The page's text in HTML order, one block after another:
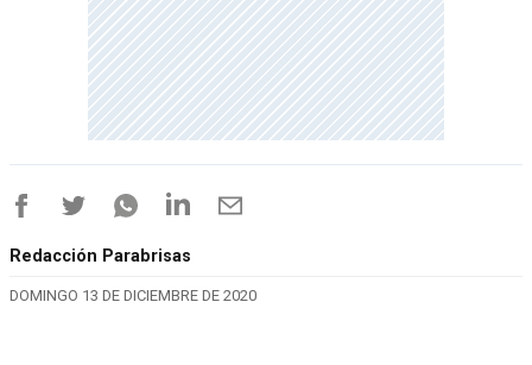
Redacción Parabrisas
DOMINGO 13 DE DICIEMBRE DE 2020